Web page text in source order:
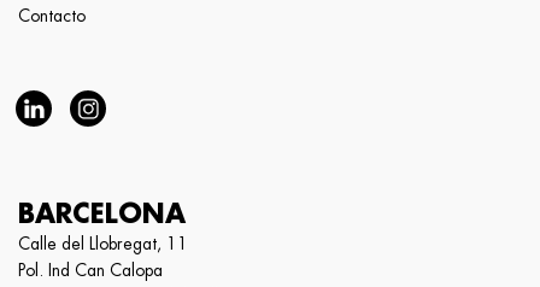
Contacto
BARCELONA
Calle del Llobregat, 11
Pol. Ind Can Calopa